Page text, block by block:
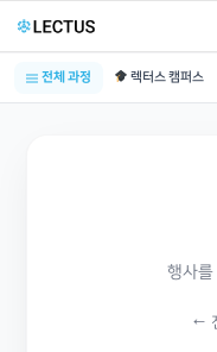
전체 과정 렉터
행사를
←